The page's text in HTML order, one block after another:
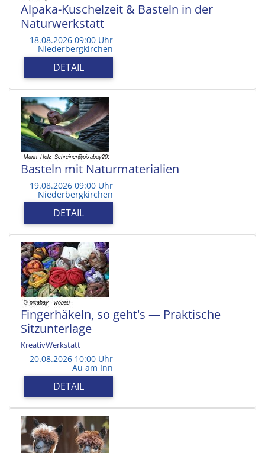
Alpaka-Kuschelzeit & Basteln in der
Naturwerkstatt
18.08.2026 09:00 Uhr
Niederbergkirchen
DETAIL
Basteln mit Naturmaterialien
19.08.2026 09:00 Uhr
Niederbergkirchen
DETAIL
Fingerhäkeln, so geht's — Praktische
Sitzunterlage
KreativWerkstatt
20.08.2026 10:00 Uhr
Au am Inn
DETAIL